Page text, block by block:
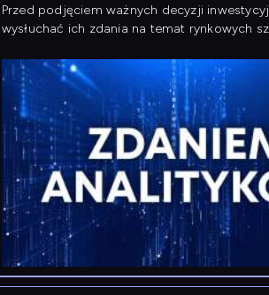
Przed podjęciem ważnych decyzji
wysłuchać ich zdania na temat rynkowych